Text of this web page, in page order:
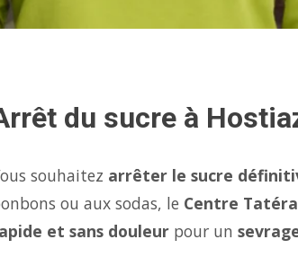
du sucre à
souhaitez arrêter le sucre
ou aux sodas, le Centre
et sans douleur pour un